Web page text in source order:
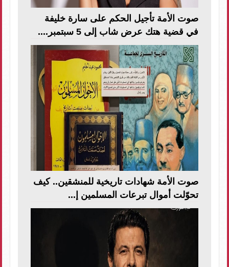
صوت الأمة تأجيل الحكم على سارة خليفة
في قضية هتك عرض شاب إلى 5 سبتمبر....
صوت الأمة شهادات تاريخية للمنشقين.. كيف
تحوّلت أموال تبرعات المسلمين إ...